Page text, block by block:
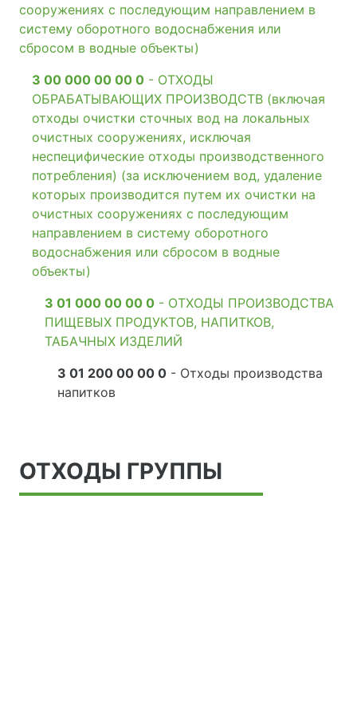
сооружениях с последующим направлением в
систему оборотного водоснабжения или
сбросом в водные объекты)
3 00 000 00 00 0 - ОТХОДЫ
ОБРАБАТЫВАЮЩИХ ПРОИЗВОДСТВ (включая
отходы очистки сточных вод на локальных
очистных сооружениях, исключая
неспецифические отходы производственного
потребления) (за исключением вод, удаление
которых производится путем их очистки на
очистных сооружениях с последующим
направлением в систему оборотного
водоснабжения или сбросом в водные
объекты)
3 01 000 00 00 0 - ОТХОДЫ ПРОИЗВОДСТВА
ПИЩЕВЫХ ПРОДУКТОВ, НАПИТКОВ,
ТАБАЧНЫХ ИЗДЕЛИЙ
3 01 200 00 00 0 - Отходы производства
напитков
ОТХОДЫ ГРУППЫ